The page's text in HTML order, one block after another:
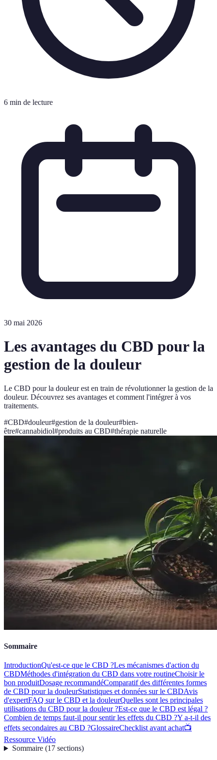
6 min de lecture
30 mai 2026
Les avantages du CBD pour la
gestion de la douleur
Le CBD pour la douleur est en train de révolutionner la gestion de la
douleur. Découvrez ses avantages et comment l'intégrer à vos
traitements.
#CBD#douleur#gestion de la douleur#bien-
être#cannabidiol#produits au CBD#thérapie naturelle
Sommaire
IntroductionQu'est-ce que le CBD ?Les mécanismes d'action du
CBDMéthodes d'intégration du CBD dans votre routineChoisir le
bon produitDosage recommandéComparatif des différentes formes
de CBD pour la douleurStatistiques et données sur le CBDAvis
d'expertFAQ sur le CBD et la douleurQuelles sont les principales
utilisations du CBD pour la douleur ?Est-ce que le CBD est légal ?
Combien de temps faut-il pour sentir les effets du CBD ?Y a-t-il des
effets secondaires au CBD ?GlossaireChecklist avant achat📺
Ressource Vidéo
Sommaire(17 sections)